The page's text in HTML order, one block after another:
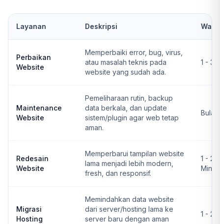
Layanan Deskripsi
Perbaikan
Website
Memperbaiki error, bug, virus,
atau masalah teknis pada
website yang sudah ada.
1 - 3
Maintenance
Website
Pemeliharaan rutin, backup
data berkala, dan update
sistem/plugin agar web tetap
aman.
Redesain
Website
Memperbarui tampilan website
lama menjadi lebih modern,
fresh, dan responsif.
1 - 2
Migrasi
Hosting
Memindahkan data website
dari server/hosting lama ke
server baru dengan aman
1 - 2